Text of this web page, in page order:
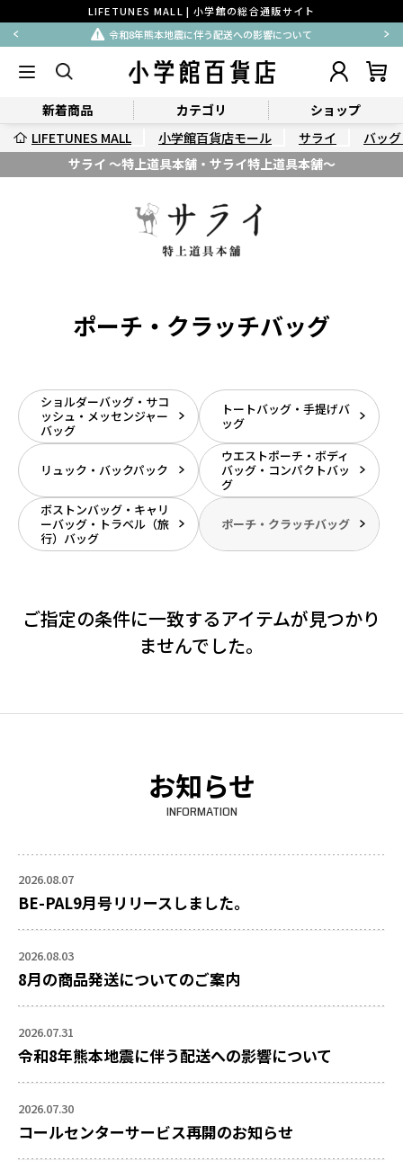
LIFETUNES MALL | 小学館の総合通販サイト
令和8年熊本地震に伴う配送への影響について
新着商品 カテゴリ
ショップ
LIFETUNES MALL
小学館百貨店モール サライ
バッ
サライ ～特上道具本舗・サライ特上道具本舗～
ポーチ・クラッチバッグ
ショルダーバッグ・サコ
ッシュ・メッセンジャー
バッグ
トートバッグ・手提げバ
ッグ
リュック・バックパック
ウエストポーチ・ボディ
バッグ・コンパクトバッ
グ
ボストンバッグ・キャリ
ーバッグ・トラベル（旅
行）バッグ
ポーチ・クラッチバッグ
ご指定の条件に一致するアイテムが見つかり
ませんでした。
お知らせ
INFORMATION
2026.08.07
BE-PAL9月号リリースしました。
2026.08.03
8月の商品発送についてのご案内
2026.07.31
令和8年熊本地震に伴う配送への影響について
2026.07.30
コールセンターサービス再開のお知らせ